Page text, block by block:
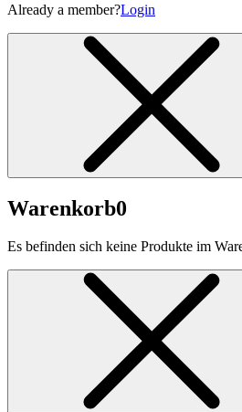
Already a member?Login
Warenkorb0
Es befinden sich keine Produkte im